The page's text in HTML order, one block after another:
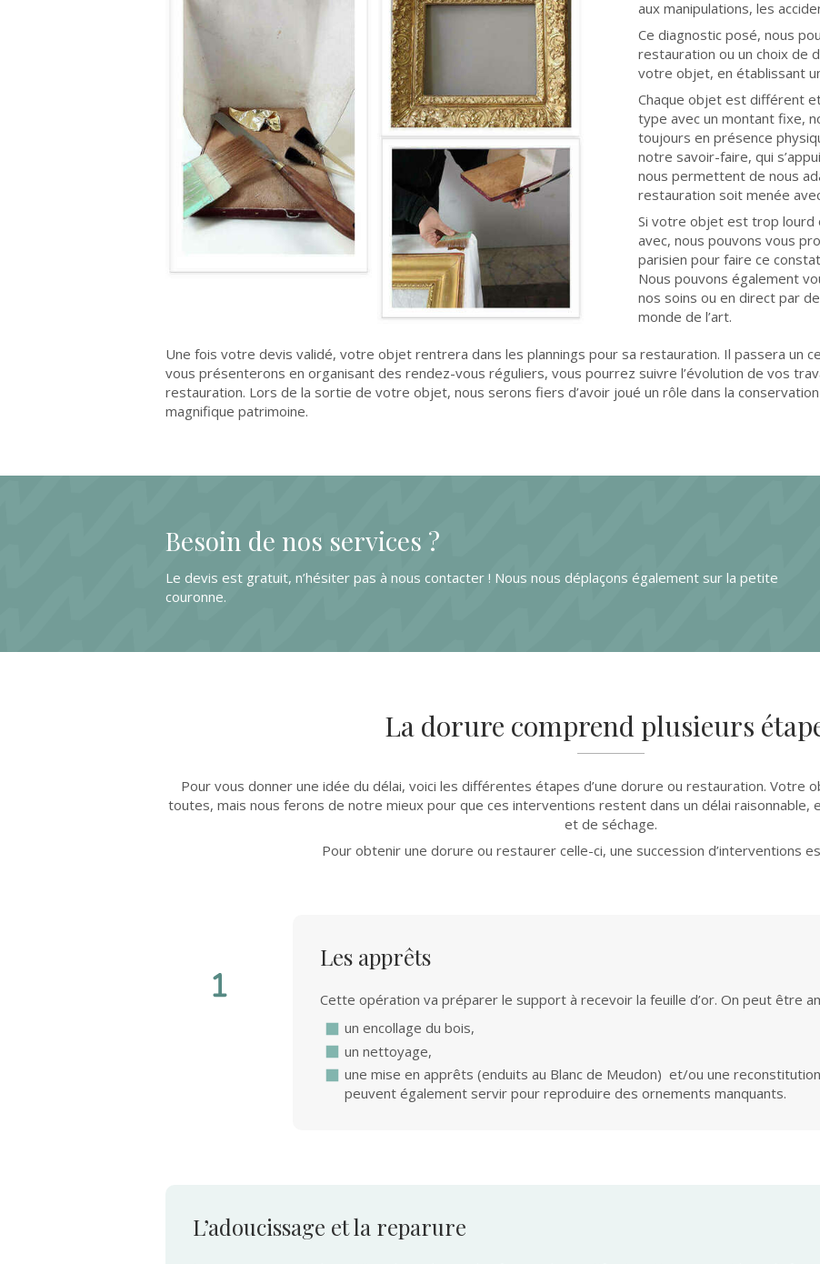
aux manipulations, les
Ce diagnostic posé, nous
restauration ou un choix de
votre objet, en établissant
Chaque objet est différent et
type avec un montant fixe,
toujours en présence
notre savoir-faire, qui
nous permettent de nous
restauration soit menée
Si votre objet est trop lourd
avec, nous pouvons vous
parisien pour faire ce
Nous pouvons également
nos soins ou en direct par
monde de l’art.
Une fois votre devis validé, votre objet rentrera dans les plannings pour sa restauration. Il passera un
vous présenterons en organisant des rendez-vous réguliers, vous pourrez suivre l’évolution de vos
restauration. Lors de la sortie de votre objet, nous serons fiers d’avoir joué un rôle dans la
magnifique patrimoine.
Besoin de nos services ?
Le devis est gratuit, n’hésiter pas à nous contacter ! Nous nous déplaçons également sur la petite
couronne.
La dorure comprend plusieurs
Pour vous donner une idée du délai, voici les différentes étapes d’une dorure ou restauration. Votre
toutes, mais nous ferons de notre mieux pour que ces interventions restent dans un délai raisonnable,
et de séchage.
Pour obtenir une dorure ou restaurer celle-ci, une succession d’interventions
Les apprêts
Cette opération va préparer le support à recevoir la feuille d’or. On peut être
un encollage du bois,
un nettoyage,
une mise en apprêts (enduits au Blanc de Meudon) et/ou une
peuvent également servir pour reproduire des ornements manquants.
L’adoucissage et la reparure